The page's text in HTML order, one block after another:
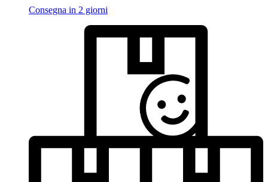
Consegna in 2 giorni